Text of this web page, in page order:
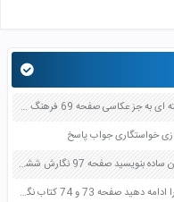
یکی از هنرمندان معاصر مورد علاقه خود را در هر رشته ای به جز عکاسی صفحه 69 فرهنگ و هنر نهم
خواستگاری جواب پاسخ
یکی از حکایت هایی را که تا به حال شنیده اید به زبان ساده بنویسید صفحه 97 نگارش ششم دبستان
یکی از متن های ناتمام زیر را انتخاب کنید و نوشته را ادامه دهید صفحه 73 و 74 کتاب نگارش فارسی پنجم دبستان